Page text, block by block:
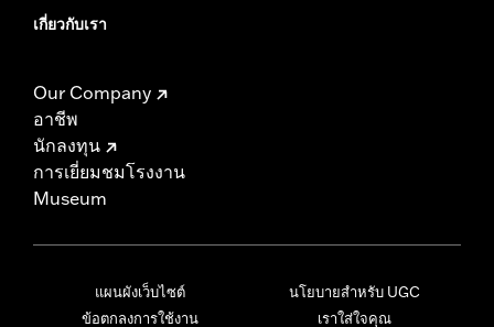
เกี่ยวกับเรา
Our Company
อาชีพ
นักลงทุน
การเยี่ยมชมโรงงาน
Museum
แผนผังเว็บไซต์
ข้อตกลงการใช้งาน
นโยบายสำหรับ UGC
เราใส่ใจคุณ